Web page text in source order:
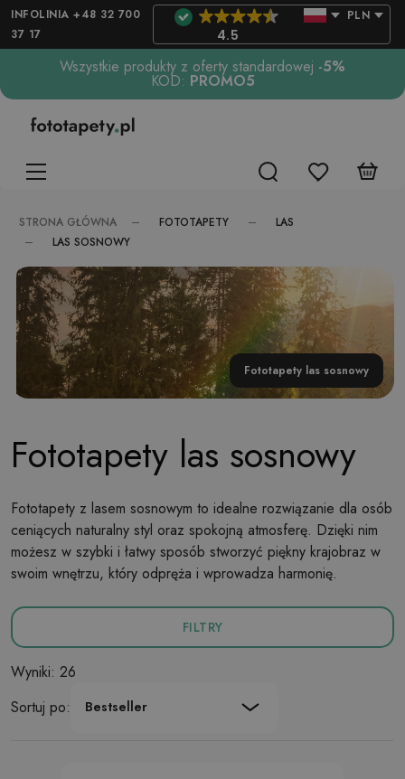
INFOLINIA +48 32 700
37 17
4.5
PLN
Wszystkie produkty z oferty standardowej -5%
KOD: PROMO5
STRONA GŁÓWNA FOTOTAPETY
LAS
LAS SOSNOWY
Fototapety las sosnowy
Fototapety las sosnowy
Fototapety z lasem sosnowym to idealne rozwiązanie dla osób
ceniących naturalny styl oraz spokojną atmosferę. Dzięki nim
możesz w szybki i łatwy sposób stworzyć piękny krajobraz w
swoim wnętrzu, który odpręża i wprowadza harmonię.
FILTRY
Wyniki: 26
Sortuj po:
Bestseller